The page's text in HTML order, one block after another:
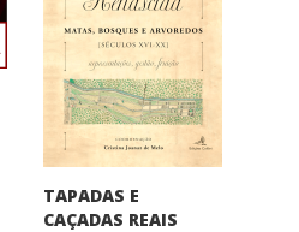
TAPADAS E
CAÇADAS REAIS